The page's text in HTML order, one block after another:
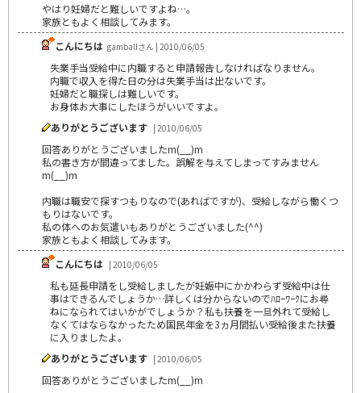
やはり妊婦だと難しいですよね…。
家族ともよく相談してみます。
こんにちは gamballさん | 2010/06/05
失業手当受給中に内職すると申請報告しなければなりません。
内職で収入を得た日の分は失業手当は出ないです。
妊婦だと職探しは難しいです。
お身体お大事にしたほうがいいですよ。
ありがとうございます | 2010/06/05
回答ありがとうございましたm(__)m
私の書き方が間違ってました。誤解を与えてしまってすみません
m(__)m
内職は職安で探すつもりなので(あればですが)、受給しながら働くつ
もりはないです。
私の体へのお気遣いもありがとうございました(^^)
家族ともよく相談してみます。
こんにちは | 2010/06/05
私も延長申請をし受給しましたが妊娠中にかかわらず受給中は仕
事はできるんでしょうか…詳しくは分からないのでﾊﾛｰﾜｰｸにお尋
ねになられてはいかがでしょうか？私も扶養を一旦外れて受給し
なくてはならなかったため国民年金を3ヵ月間払い受給後また扶養
に入りましたよ。
ありがとうございます | 2010/06/05
回答ありがとうございましたm(__)m